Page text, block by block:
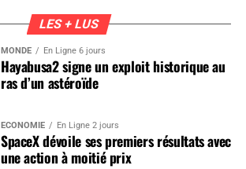
LES + LUS
MONDE En Ligne 6 jours
Hayabusa2 signe un exploit historique au
ras d’un astéroïde
ÉCONOMIE En Ligne 2 jours
SpaceX dévoile ses premiers résultats avec
une action à moitié prix